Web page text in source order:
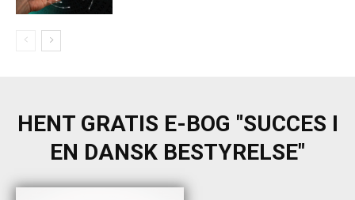
HENT GRATIS E-BOG "SUCCES I
EN DANSK BESTYRELSE"